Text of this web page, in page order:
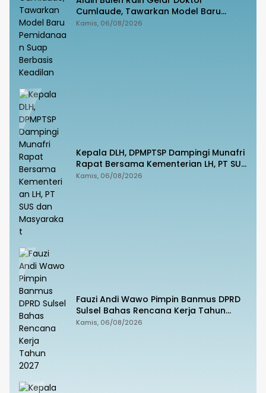
Cumlaude, Tawarkan Model Baru
Pemidanaan Suap Berbasis Keadilan
Kamis, 06/08/2026
Kepala DLH, DPMPTSP Dampingi Munafri
Rapat Bersama Kementerian LH, PT SUS
dan Masyarakat
Kamis, 06/08/2026
Fauzi Andi Wawo Pimpin Banmus DPRD
Sulsel Bahas Rencana Kerja Tahun
2027
Kamis, 06/08/2026